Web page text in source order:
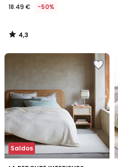
18.49 € -50%
4,3
/
Saldos